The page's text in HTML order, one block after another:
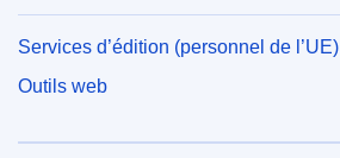
Services d’édition (personnel de l’UE)
Outils web